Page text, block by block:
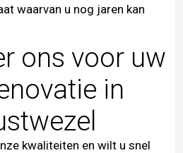
waarvan u nog jaren kan
ons voor uw
in
kwaliteiten en wilt u snel